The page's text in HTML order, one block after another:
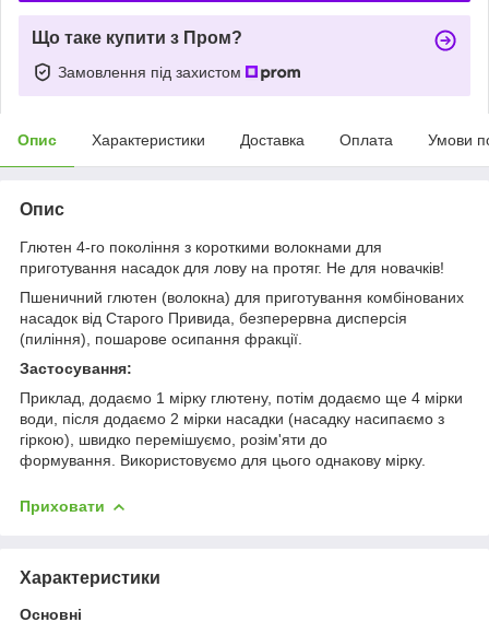
Що таке купити з Пром?
Замовлення під захистом
Опис Характеристики Доставка Оплата Умови
Опис
Глютен 4-го покоління з короткими волокнами для
приготування насадок для лову на протяг. Не для новачків!
Пшеничний глютен (волокна) для приготування комбінованих
насадок від Старого Привида, безперервна дисперсія
(пиління), пошарове осипання фракції.
Застосування:
Приклад, додаємо 1 мірку глютену, потім додаємо ще 4 мірки
води, після додаємо 2 мірки насадки (насадку насипаємо з
гіркою), швидко перемішуємо, розім'яти до
формування. Використовуємо для цього однакову мірку.
Приховати
Характеристики
Основні